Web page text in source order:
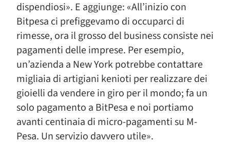
dispendiosi». E aggiunge: «All’inizio con
Bitpesa ci prefiggevamo di occuparci di
rimesse, ora il grosso del business consiste nei
pagamenti delle imprese. Per esempio,
un’azienda a New York potrebbe contattare
migliaia di artigiani kenioti per realizzare dei
gioielli da vendere in giro per il mondo; fa un
solo pagamento a BitPesa e noi portiamo
avanti centinaia di micro-pagamenti su M-
Pesa. Un servizio davvero utile».